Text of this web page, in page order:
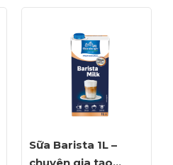
Sữa Barista 1L –
chuyên gia tạo